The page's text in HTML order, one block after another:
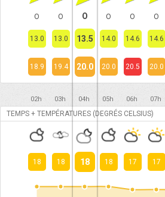
O O O O O O
13.0 13.0 13.5 14.0 14.6 14.6
18.9 19.4 20.0 20.0 20.5 20.0
02h 03h 04h 05h 06h 07h
TEMPS + TEMPÉRATURES (DEGRÉS CELSIUS)
18 18 18 18 17 17